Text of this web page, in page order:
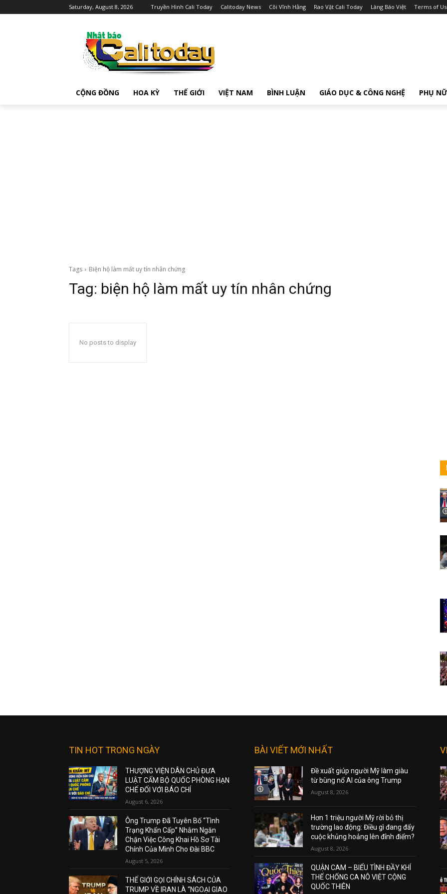
Saturday, August 8, 2026 Truyền Hình Cali Today Calitoday News Cõi Vĩnh Hằng Rao Vặt Cali Today Làng Báo Việt Terms of
CỘNG ĐỒNG HOA KỲ THẾ GIỚI VIỆT NAM BÌNH LUẬN GIÁO DỤC & CÔNG NGHỆ PHỤ NỮ
Tags Biện hộ làm mất uy tín nhân chứng
Tag: biện hộ làm mất uy tín nhân chứng
No posts to display
TIN HOT TRONG NGÀY
THƯỢNG VIỆN DÂN CHỦ ĐƯA
LUẬT CẤM BỘ QUỐC PHÒNG HẠN
CHẾ ĐỐI VỚI BÁO CHÍ
August 6, 2026
Ông Trump Đã Tuyên Bố “Tình
Trạng Khẩn Cấp” Nhằm Ngăn
Chặn Việc Công Khai Hồ Sơ Tài
Chính Của Mình Cho Đài BBC
August 5, 2026
THẾ GIỚI GỌI CHÍNH SÁCH CỦA
TRUMP VỀ IRAN LÀ “NGOẠI GIAO
BÀI VIẾT MỚI NHẤT
Đề xuất giúp người Mỹ làm giàu
từ bùng nổ AI của ông Trump
August 8, 2026
Hơn 1 triệu người Mỹ rời bỏ thị
trường lao động: Điều gì đang đẩy
cuộc khủng hoảng lên đỉnh điểm?
August 8, 2026
QUẬN CAM – BIỂU TÌNH ĐẦY KHÍ
THẾ CHỐNG CA NÔ VIỆT CỘNG
QUỐC THIÊN